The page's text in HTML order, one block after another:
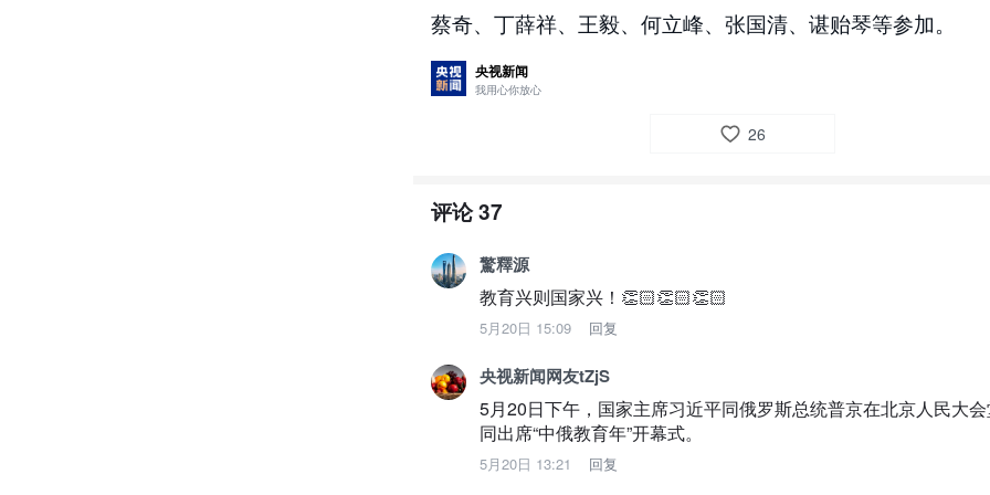
蔡奇、丁薛祥、王毅、何立峰、张国清、谌贻琴等参加。
央视新闻
我用心你放心
26
评论37
驚釋源
教育兴则国家兴！👏🏻👏🏻👏🏻
5月20日 15:09 回复
央视新闻网友tZjS
5月20日下午，国家主席习近平同俄罗斯总统普京在北京人民大
同出席“中俄教育年”开幕式。
5月20日 13:21 回复